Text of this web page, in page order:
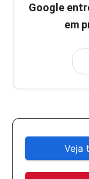
Google
em
Veja